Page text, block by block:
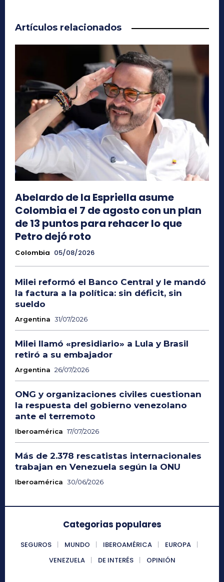
Artículos relacionados
Abelardo de la Espriella asume
Colombia el 7 de agosto con un plan
de 13 puntos para rehacer lo que
Petro dejó roto
Colombia 05/08/2026
Milei reformó el Banco Central y le mandó
la factura a la política: sin déficit, sin
sueldo
Argentina 31/07/2026
Milei llamó «presidiario» a Lula y Brasil
retiró a su embajador
Argentina 26/07/2026
ONG y organizaciones civiles cuestionan
la respuesta del gobierno venezolano
ante el terremoto
Iberoamérica 17/07/2026
Más de 2.378 rescatistas internacionales
trabajan en Venezuela según la ONU
Iberoamérica 30/06/2026
Categorias populares
SEGUROS MUNDO IBEROAMÉRICA
EUROPA
VENEZUELA
DE INTERÉS OPINIÓN